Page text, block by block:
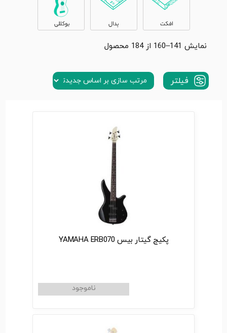
نمایش 141–160 از 184 محصول
فیلتر
پکیج گیتار بیس YAMAHA ERB070